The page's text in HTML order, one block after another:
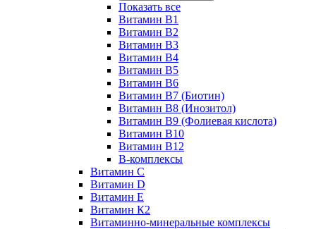
Показать все
Витамин B1
Витамин B2
Витамин B3
Витамин B4
Витамин B5
Витамин B6
Витамин B7 (Биотин)
Витамин B8 (Инозитол)
Витамин B9 (Фолиевая кислота)
Витамин B10
Витамин B12
B-комплексы
Витамин C
Витамин D
Витамин E
Витамин К2
Витаминно-минеральные комплексы